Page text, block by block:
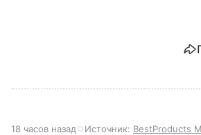
18 часов назад Источник: BestProducts